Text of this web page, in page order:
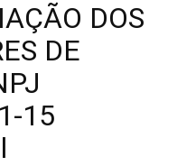
DOS
DE
15